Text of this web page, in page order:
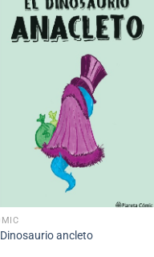
Dinosaurio ancleto